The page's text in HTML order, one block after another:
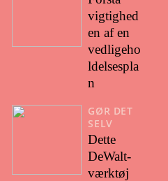
vigtighed
en af en
vedligeho
ldelsespla
n
GØR DET
SELV
Dette
DeWalt-
værktøj